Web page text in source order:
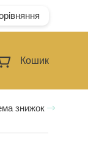
Кошик
знижок